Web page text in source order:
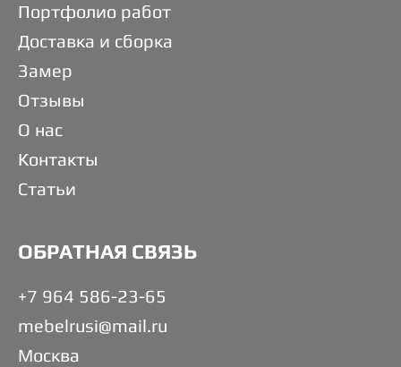
Портфолио работ
Доставка и сборка
Замер
Отзывы
О нас
Контакты
Статьи
ОБРАТНАЯ СВЯЗЬ
+7 964 586-23-65
mebelrusi@mail.ru
Москва